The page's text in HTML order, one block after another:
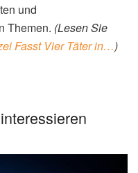
und
Themen. (Lesen Sie
Fasst Vier Täter in…)